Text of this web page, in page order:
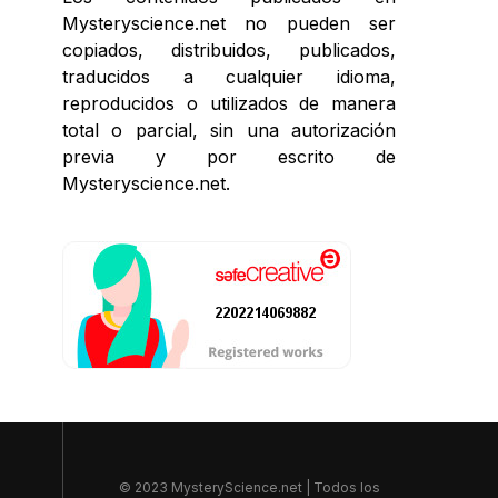
Mysteryscience.net no pueden ser
copiados, distribuidos, publicados,
traducidos a cualquier idioma,
reproducidos o utilizados de manera
total o parcial, sin una autorización
previa y por escrito de
Mysteryscience.net.
© 2023 MysteryScience.net | Todos los